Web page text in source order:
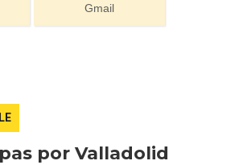
Gmail
por Valladolid
en la Ribera del Duero